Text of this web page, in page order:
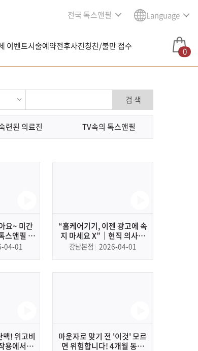
전국 톡스앤필 Language
이벤트시술예약전후사진칭찬/불만 접수 0
검 색
련된 의료진 TV속의 톡스앤필
요~ 미간
스앤필 강
, 보톡스
04-01
“홈케어기기, 이젠 광고에 속
지 마세요 X”│현직 의사가
말하는 홈디바이스 똑똑하게
강남본점 2026-04-01
맥! 위고비
용에서부
마운자로 맞기 전 '이것' 모르
면 위험합니다! 4개월 동안